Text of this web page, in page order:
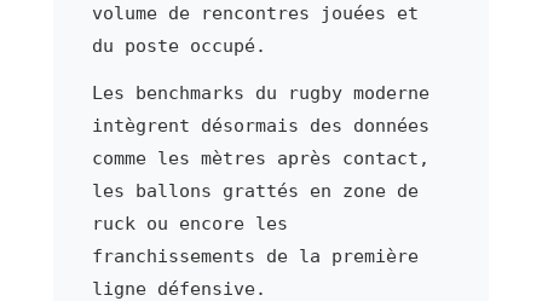
volume de rencontres jouées et
du poste occupé.
Les benchmarks du rugby moderne
intègrent désormais des données
comme les mètres après contact,
les ballons grattés en zone de
ruck ou encore les
franchissements de la première
ligne défensive.